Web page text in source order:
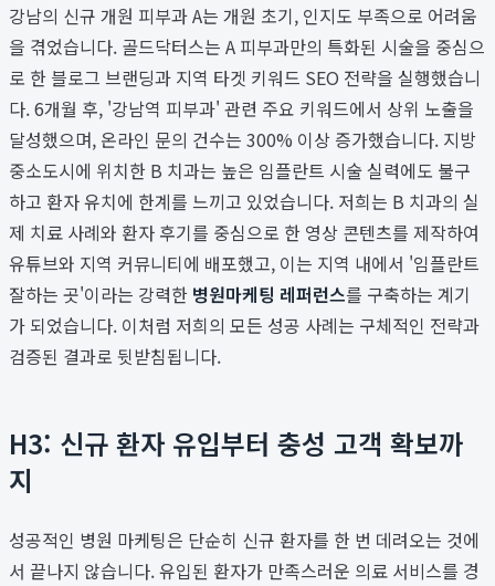
강남의 신규 개원 피부과 A는 개원 초기, 인지도 부족으로 어려움
을 겪었습니다. 골드닥터스는 A 피부과만의 특화된 시술을 중심으
로 한 블로그 브랜딩과 지역 타겟 키워드 SEO 전략을 실행했습니
다. 6개월 후, '강남역 피부과' 관련 주요 키워드에서 상위 노출을
달성했으며, 온라인 문의 건수는 300% 이상 증가했습니다. 지방
중소도시에 위치한 B 치과는 높은 임플란트 시술 실력에도 불구
하고 환자 유치에 한계를 느끼고 있었습니다. 저희는 B 치과의 실
제 치료 사례와 환자 후기를 중심으로 한 영상 콘텐츠를 제작하여
유튜브와 지역 커뮤니티에 배포했고, 이는 지역 내에서 '임플란트
잘하는 곳'이라는 강력한 병원마케팅 레퍼런스를 구축하는 계기
가 되었습니다. 이처럼 저희의 모든 성공 사례는 구체적인 전략과
검증된 결과로 뒷받침됩니다.
H3: 신규 환자 유입부터 충성 고객 확보까
지
성공적인 병원 마케팅은 단순히 신규 환자를 한 번 데려오는 것에
서 끝나지 않습니다. 유입된 환자가 만족스러운 의료 서비스를 경